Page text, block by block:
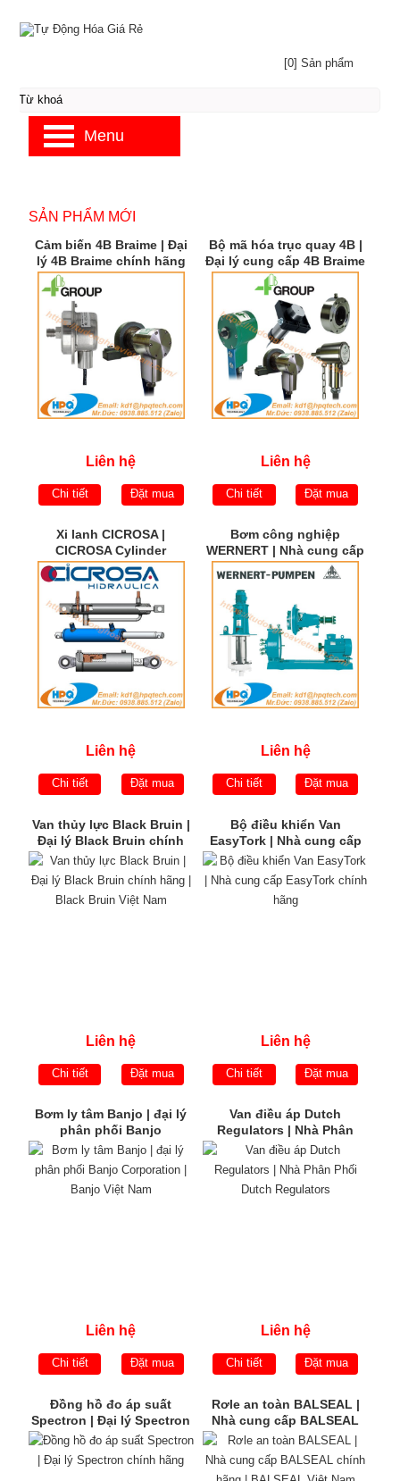
SẢN PHẨM MỚI
Cảm biến 4B Braime | Đại
lý 4B Braime chính hãng
Liên hệ
Chi tiết Đặt mua
Bộ mã hóa trục quay 4B |
Đại lý cung cấp 4B Braime
| 4B Braime Việt Nam
Liên hệ
Chi tiết Đặt mua
Xi lanh CICROSA |
CICROSA Cylinder
Liên hệ
Chi tiết Đặt mua
Bơm công nghiệp
WERNERT | Nhà cung cấp
WERNERT PUMPEN |
WERNERT PUMPEN Việt
Liên hệ
Chi tiết Đặt mua
Van thủy lực Black Bruin |
Đại lý Black Bruin chính
hãng | Black Bruin Việt
Nam
Liên hệ
Chi tiết Đặt mua
Bộ điều khiển Van
EasyTork | Nhà cung cấp
EasyTork chính hãng
Liên hệ
Chi tiết Đặt mua
Bơm ly tâm Banjo | đại lý
phân phối Banjo
Corporation | Banjo Việt
Nam
Liên hệ
Chi tiết Đặt mua
Van điều áp Dutch
Regulators | Nhà Phân
Phối Dutch Regulators
Liên hệ
Chi tiết Đặt mua
Đồng hồ đo áp suất
Spectron | Đại lý Spectron
chính hãng
Rơle an toàn BALSEAL |
Nhà cung cấp BALSEAL
chính hãng | BALSEAL
Việt Nam
[0] Sản phẩm
Menu